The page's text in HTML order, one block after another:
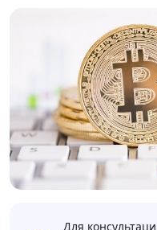
Для